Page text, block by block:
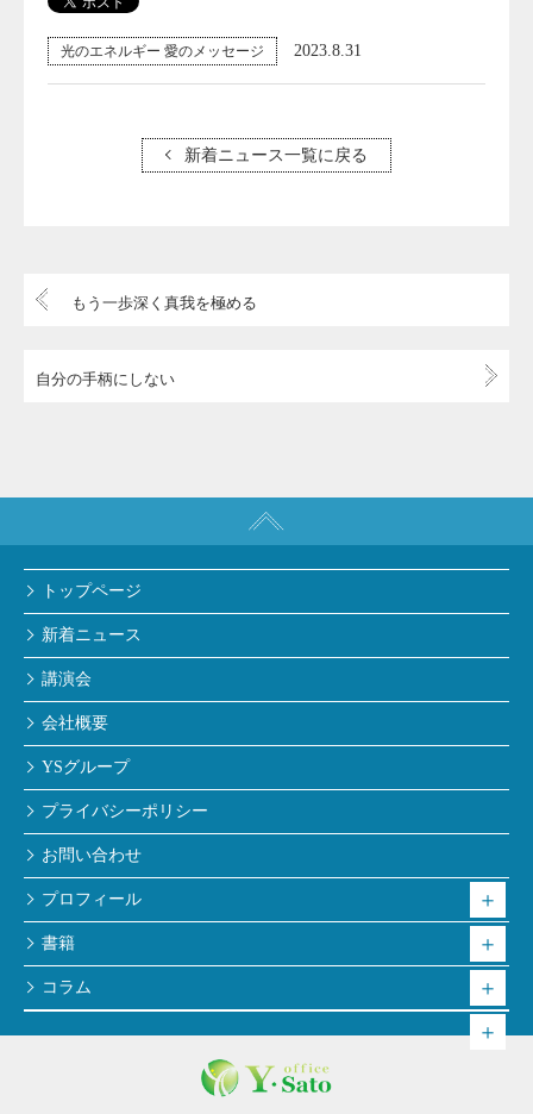
光のエネルギー 愛のメッセージ 2023.8.31
新着ニュース一覧に戻る
もう一歩深く真我を極める
自分の手柄にしない
トップページ
新着ニュース
講演会
会社概要
YSグループ
プライバシーポリシー
お問い合わせ
プロフィール
書籍
コラム